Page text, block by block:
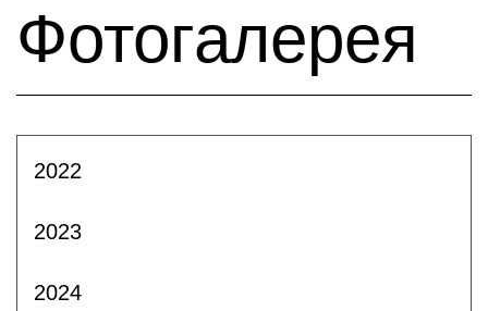
Фотогалерея
2022
2023
2024